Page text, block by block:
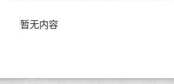
暂无内容